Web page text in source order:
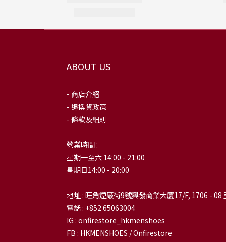
ABOUT US
- 商店介紹
- 退換貨政策
- 條款及細則
營業時間 :
星期一至六 14:00 - 21:00
星期日14:00 - 20:00
地址 : 旺角煙廠街9號興發商業大廈17/F, 1706 - 08
電話 : +852 65063004
IG : onfirestore_hkmenshoes
FB : HKMENSHOES / Onfirestore